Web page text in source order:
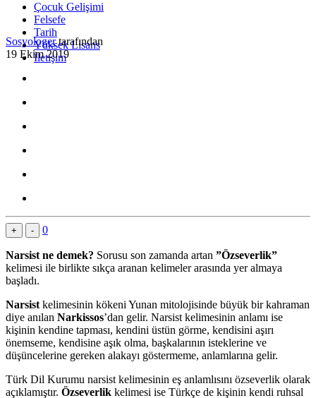
Çocuk Gelişimi
Felsefe
Tarih
Yüksek Lisans
İletişim
Sosyologer tarafından
19 Ekim 2019
+ - 0
Narsist ne demek? Sorusu son zamanda artan ”Özseverlik”
kelimesi ile birlikte sıkça aranan kelimeler arasında yer almaya
başladı.
Narsist kelimesinin kökeni Yunan mitolojisinde büyük bir kahraman
diye anılan Narkissos’dan gelir. Narsist kelimesinin anlamı ise
kişinin kendine tapması, kendini üstün görme, kendisini aşırı
önemseme, kendisine aşık olma, başkalarının isteklerine ve
düşüncelerine gereken alakayı göstermeme, anlamlarına gelir.
Türk Dil Kurumu narsist kelimesinin eş anlamlısını özseverlik olarak
açıklamıştır. Özseverlik kelimesi ise Türkçe de kişinin kendi ruhsal